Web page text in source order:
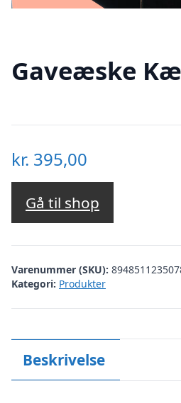
Gaveæske
kr. 395,00
Gå til shop
Varenummer (SKU):
Kategori: Produkter
Beskrivelse